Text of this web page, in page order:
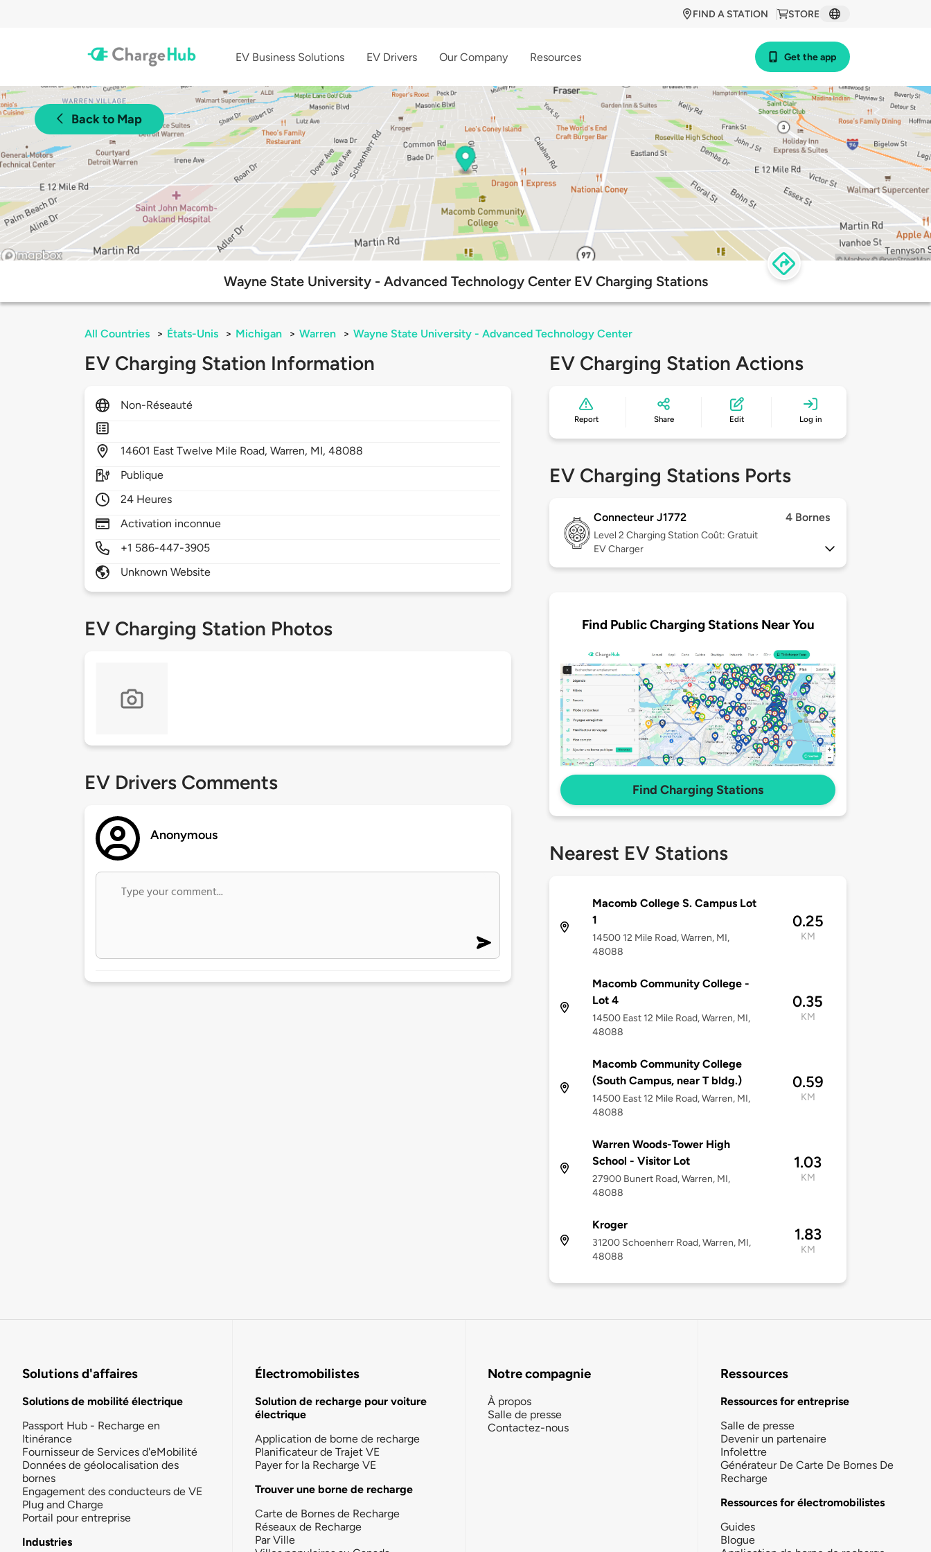
STORE
FIND A STATION
EV Business Solutions EV Drivers Our Company Resources Get the app
Back to Map
Wayne State University - Advanced Technology Center EV Charging Stations
All Countries > États-Unis > Michigan > Warren > Wayne State University - Advanced Technology Center
EV Charging Station Information
Non-Réseauté
14601 East Twelve Mile Road,Warren, MI,48088
Publique
24 Heures
Activation inconnue
+1 586-447-3905
Unknown Website
EV Charging Station Photos
EV Drivers Comments
Anonymous
EV Charging Station Actions
Report Share Edit Log in
EV Charging Stations Ports
Connecteur J1772 4 Bornes
Level 2 Charging Station Coût: Gratuit
EV Charger
Find Public Charging Stations Near You
Find Charging Stations
Nearest EV Stations
Macomb College S. Campus Lot
1
14500 12 Mile Road, Warren, MI,
48088
0.25
KM
Macomb Community College -
Lot 4
14500 East 12 Mile Road, Warren, MI,
48088
0.35
KM
Macomb Community College
(South Campus, near T bldg.)
14500 East 12 Mile Road, Warren, MI,
48088
0.59
KM
Warren Woods-Tower High
School - Visitor Lot
27900 Bunert Road, Warren, MI,
48088
1.03
KM
Kroger
31200 Schoenherr Road, Warren, MI,
48088
1.83
KM
Solutions d'affaires
Solutions de mobilité électrique
Passport Hub - Recharge en
Itinérance
Fournisseur de Services d'eMobilité
Données de géolocalisation des
bornes
Engagement des conducteurs de VE
Plug and Charge
Portail pour entreprise
Industries
Électromobilistes
Solution de recharge pour voiture
électrique
Application de borne de recharge
Planificateur de Trajet VE
Payer for la Recharge VE
Trouver une borne de recharge
Carte de Bornes de Recharge
Réseaux de Recharge
Par Ville
Notre compagnie
À propos
Salle de presse
Contactez-nous
Ressources
Ressources for entreprise
Salle de presse
Devenir un partenaire
Infolettre
Générateur De Carte De Bornes De
Recharge
Ressources for électromobilistes
Guides
Blogue